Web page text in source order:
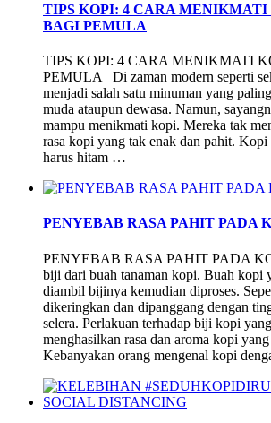
TIPS KOPI: 4 CARA
BAGI PEMULA
TIPS KOPI: 4 CARA MENIKMATI
PEMULA Di zaman modern seperti
menjadi salah satu minuman yang
muda ataupun dewasa. Namun,
mampu menikmati kopi. Mereka tak
rasa kopi yang tak enak dan pahit.
harus hitam …
PENYEBAB RASA PAHIT PADA
PENYEBAB RASA PAHIT PADA
biji dari buah tanaman kopi. Buah kopi
diambil bijinya kemudian diproses.
dikeringkan dan dipanggang dengan
selera. Perlakuan terhadap biji kopi
menghasilkan rasa dan aroma kopi
Kebanyakan orang mengenal kopi